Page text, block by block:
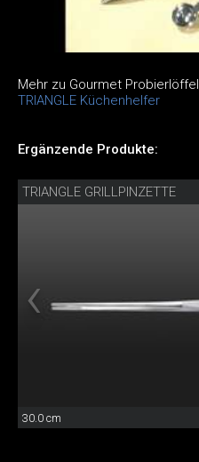
Mehr zu Gourmet Probierlöffel
TRIANGLE Küchenhelfer
Ergänzende Produkte:
TRIANGLE GRILLPINZETTE
30.0 cm